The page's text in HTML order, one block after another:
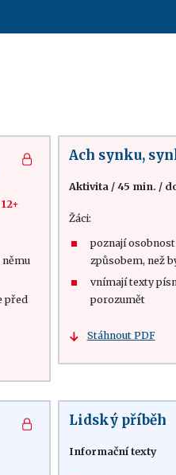
12+
němu
před
Ach synku,
Aktivita/ 45 min. /
Žáci:
poznají
způsobem, než
vnímají texty
porozumět
Stáhnout PDF
Lidský příběh
Informační texty